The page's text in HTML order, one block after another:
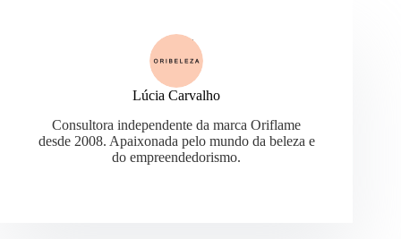
Lúcia Carvalho
Consultora independente da marca Oriflame
desde 2008. Apaixonada pelo mundo da beleza e
do empreendedorismo.